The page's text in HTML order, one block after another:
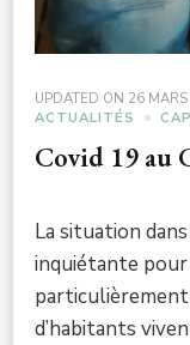
UPDATED ON 26
ACTUALITÉS
Covid 19 au
La situation
inquiétante pour
d’habitants